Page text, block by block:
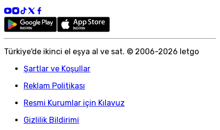
Türkiye'de ikinci el eşya al ve sat. © 2006-2026 letgo
Şartlar ve Koşullar
Reklam Politikası
Resmi Kurumlar için Kılavuz
Gizlilik Bildirimi